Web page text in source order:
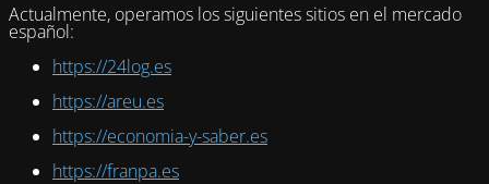
Actualmente, operamos los siguientes sitios en el mercado
español:
https://24log.es
https://areu.es
https://economia-y-saber.es
https://franpa.es